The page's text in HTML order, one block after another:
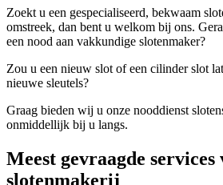
Zoekt u een gespecialiseerd, bekwaam
omstreek, dan bent u welkom bij ons.
een nood aan vakkundige slotenmaker?
Zou u een nieuw slot of een cilinder slot
nieuwe sleutels?
Graag bieden wij u onze nooddienst
onmiddellijk bij u langs.
Meest gevraagde services
slotenmakerij